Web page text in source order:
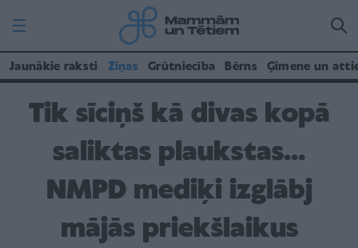
Jaunākie raksti Ziņas Grūtniecība Bērns Ģimene un
Tik sīciņš kā divas kopā
saliktas plaukstas...
NMPD mediķi izglābj
mājās priekšlaikus